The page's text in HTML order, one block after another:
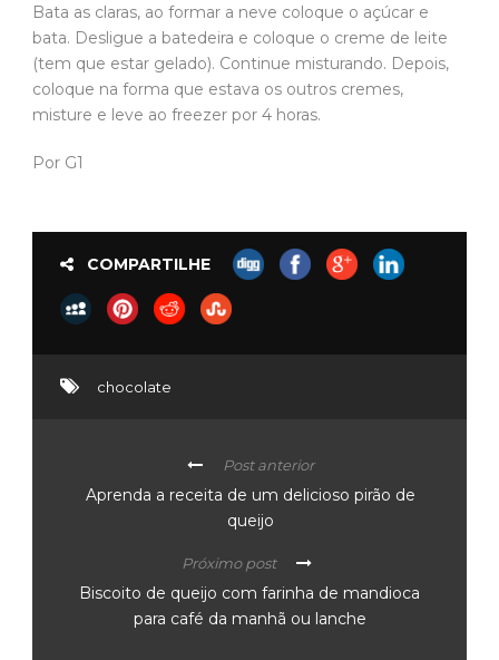
Bata as claras, ao formar a neve coloque o açúcar e
bata. Desligue a batedeira e coloque o creme de leite
(tem que estar gelado). Continue misturando. Depois,
coloque na forma que estava os outros cremes,
misture e leve ao freezer por 4 horas.
Por G1
COMPARTILHE
chocolate
Post anterior
Aprenda a receita de um delicioso pirão de
queijo
Próximo post
Biscoito de queijo com farinha de mandioca
para café da manhã ou lanche